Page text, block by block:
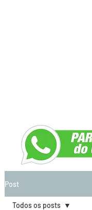
Post
Todos os posts